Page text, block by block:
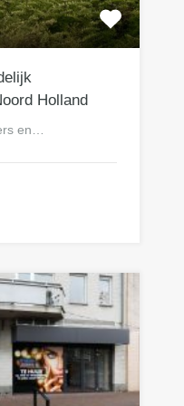
Holland
en…